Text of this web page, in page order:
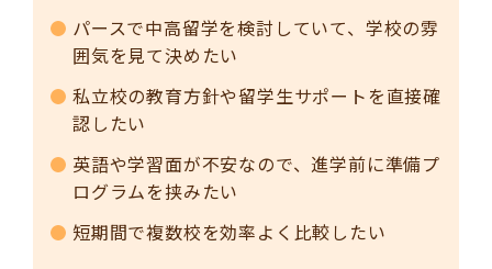
パースで中高留学を検討していて、学校の雰
囲気を見て決めたい
私立校の教育方針や留学生サポートを直接確
認したい
英語や学習面が不安なので、進学前に準備プ
ログラムを挟みたい
短期間で複数校を効率よく比較したい